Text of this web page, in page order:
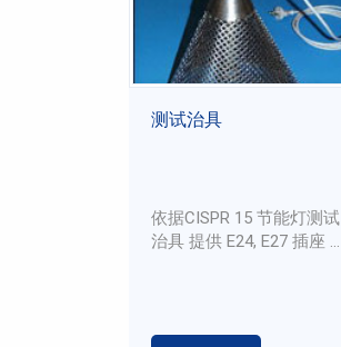
测试治具
依据CISPR 15 节能灯测试
治具 提供 E24, E27 插座 ...